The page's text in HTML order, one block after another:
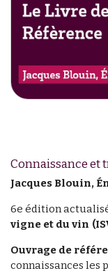
Connaissance et
Jacques Blouin,
6e édition
vigne et du vin
Ouvrage de
connaissances les